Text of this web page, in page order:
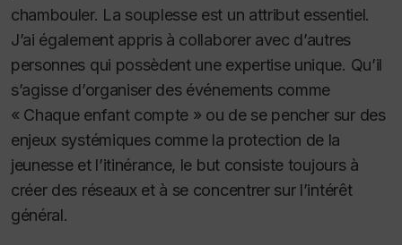
chambouler. La souplesse est un attribut essentiel.
J’ai également appris à collaborer avec d’autres
personnes qui possèdent une expertise unique. Qu’il
s’agisse d’organiser des événements comme
« Chaque enfant compte » ou de se pencher sur des
enjeux systémiques comme la protection de la
jeunesse et l’itinérance, le but consiste toujours à
créer des réseaux et à se concentrer sur l’intérêt
général.